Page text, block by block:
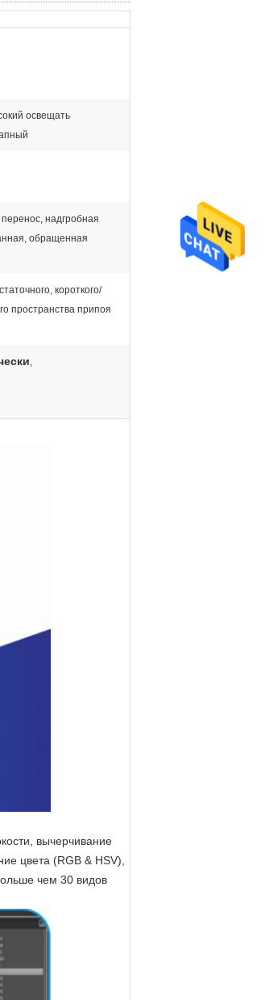
освещать
надгробная
обращенная
короткого/
пространства припоя
,
вычерчивание
цвета (RGB & HSV),
чем 30 видов